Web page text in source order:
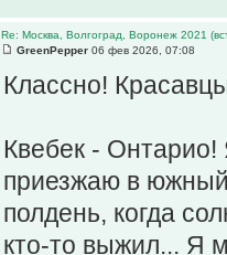
Re: Москва, Волгоград, Воронеж 2021
GreenPepper 06 фев 2026, 07:08
Классно!
Квебек -
приезжаю в
полдень, когда
кто-то выжил... Я